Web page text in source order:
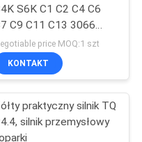
S6K C1 C2 C4 C6
C9 C11 C13 3066
3306 3406
price MOQ:1 szt
KONTAKT
praktyczny silnik TQ
silnik przemysłowy